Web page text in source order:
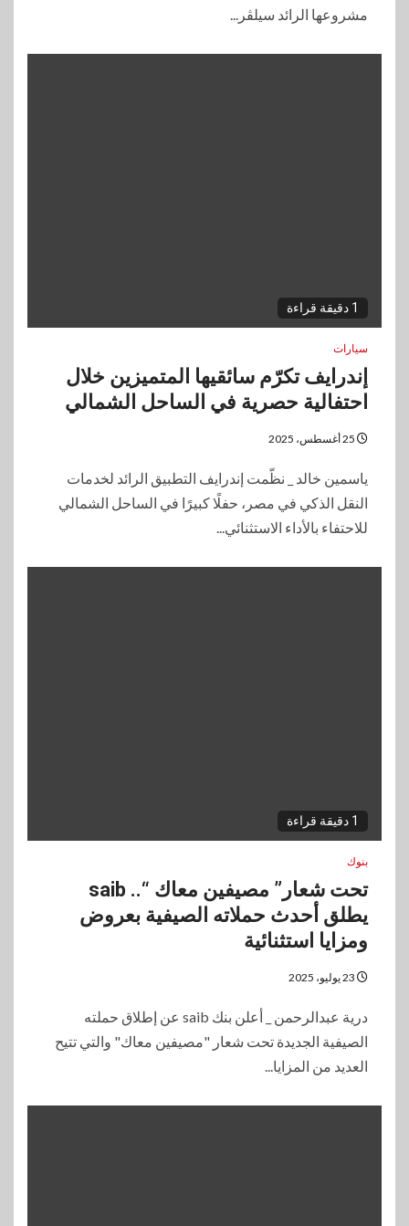
مشروعها الرائد سيلڤر...
1 دقيقة قراءة
سيارات
إندرايف تكرّم سائقيها المتميزين خلال
احتفالية حصرية في الساحل الشمالي
ياسمين خالد _ نظّمت إندرايف التطبيق الرائد لخدمات
النقل الذكي في مصر، حفلًا كبيرًا في الساحل الشمالي
للاحتفاء بالأداء الاستثنائي...
1 دقيقة قراءة
بنوك
تحت شعار” مصيفين معاك “.. saib
يطلق أحدث حملاته الصيفية بعروض
ومزايا استثنائية
درية عبدالرحمن _ أعلن بنك saib عن إطلاق حملته
الصيفية الجديدة تحت شعار "مصيفين معاك" والتي تتيح
العديد من المزايا...